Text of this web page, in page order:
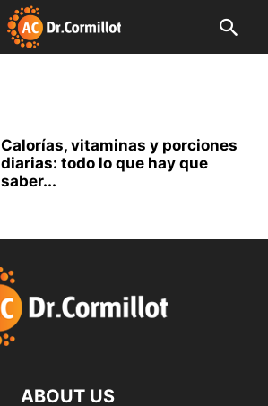
Calorías, vitaminas y porciones
diarias: todo lo que hay que
saber...
ABOUT US